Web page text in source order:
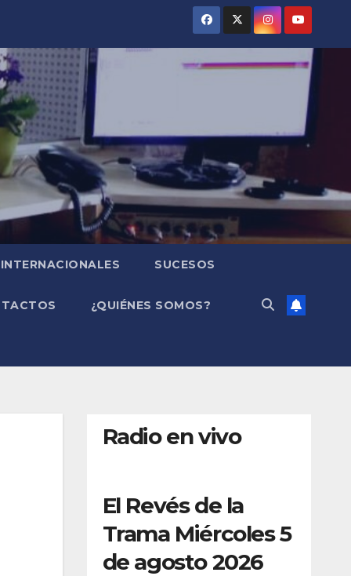
INTERNACIONALES SUCESOS
¿QUIÉNES SOMOS?
Radio en vivo
El Revés de la
Trama Miércoles 5
de agosto 2026